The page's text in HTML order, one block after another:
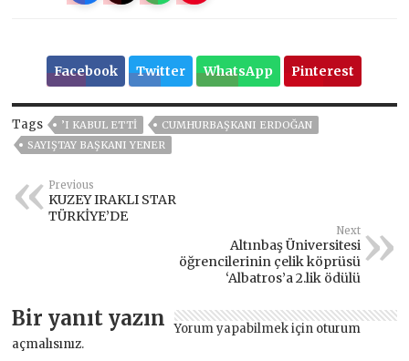
Facebook Twitter WhatsApp Pinterest
Tags ’I KABUL ETTI
CUMHURBAŞKANI ERDOĞAN
SAYIŞTAY BAŞKANI YENER
Previous
KUZEY IRAKLI STAR
TÜRKİYE’DE
Next
Altınbaş Üniversitesi
öğrencilerinin çelik köprüsü
‘Albatros’a 2.lik ödülü
Bir yanıt yazın Yorum yapabilmek için oturum
açmalısınız.